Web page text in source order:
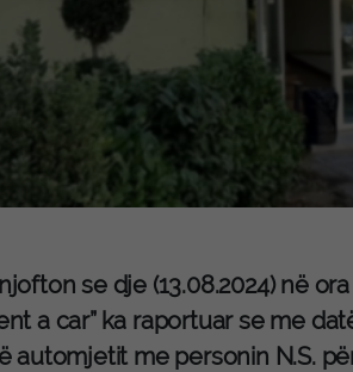
se dje (13.08.2024) në
a car” ka raportuar se me
automjetit me personin N.S.